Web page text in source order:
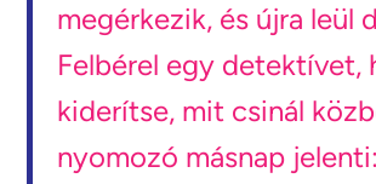
megérkezik, és újra leül
Felbérel egy detektívet,
kiderítse, mit csinál
nyomozó másnap